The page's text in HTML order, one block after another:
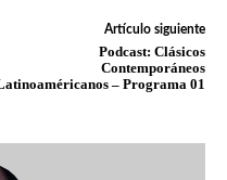
Artículo siguiente
Podcast: Clásicos
Contemporáneos
– Programa 01